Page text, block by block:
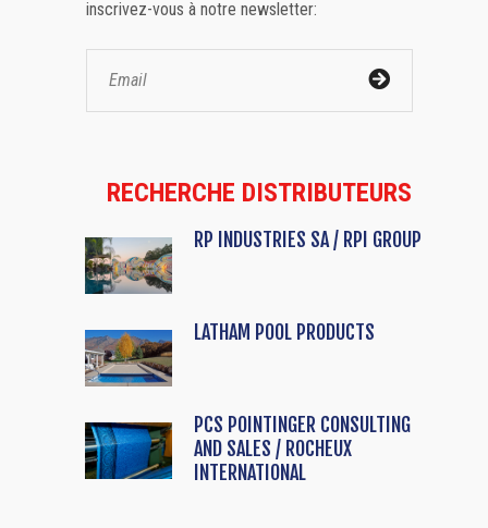
inscrivez-vous à notre newsletter:
RECHERCHE DISTRIBUTEURS
RP INDUSTRIES SA / RPI GROUP
LATHAM POOL PRODUCTS
PCS POINTINGER CONSULTING
AND SALES / ROCHEUX
INTERNATIONAL